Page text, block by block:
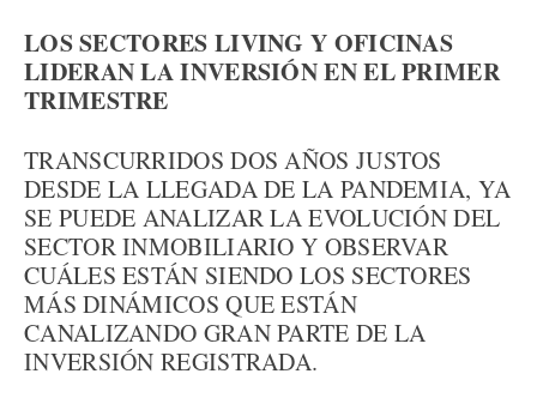
LOS SECTORES LIVING Y OFICINAS
LIDERAN LA INVERSIÓN EN EL PRIMER
TRIMESTRE
TRANSCURRIDOS DOS AÑOS JUSTOS
DESDE LA LLEGADA DE LA PANDEMIA, YA
SE PUEDE ANALIZAR LA EVOLUCIÓN DEL
SECTOR INMOBILIARIO Y OBSERVAR
CUÁLES ESTÁN SIENDO LOS SECTORES
MÁS DINÁMICOS QUE ESTÁN
CANALIZANDO GRAN PARTE DE LA
INVERSIÓN REGISTRADA.